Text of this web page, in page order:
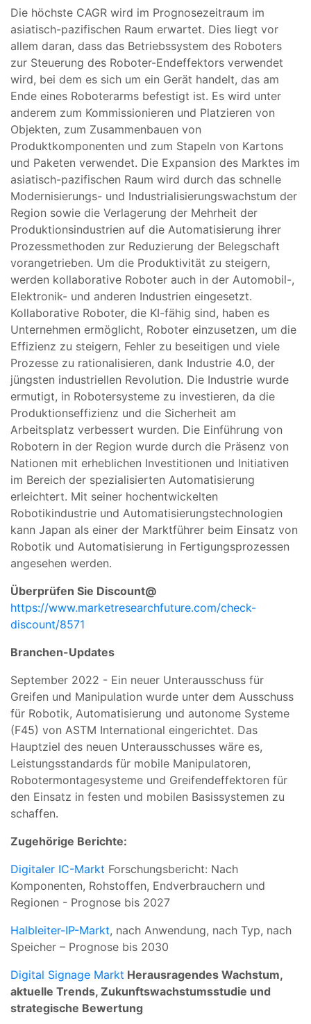
Die höchste CAGR wird im Prognosezeitraum im
asiatisch-pazifischen Raum erwartet. Dies liegt vor
allem daran, dass das Betriebssystem des Roboters
zur Steuerung des Roboter-Endeffektors verwendet
wird, bei dem es sich um ein Gerät handelt, das am
Ende eines Roboterarms befestigt ist. Es wird unter
anderem zum Kommissionieren und Platzieren von
Objekten, zum Zusammenbauen von
Produktkomponenten und zum Stapeln von Kartons
und Paketen verwendet. Die Expansion des Marktes im
asiatisch-pazifischen Raum wird durch das schnelle
Modernisierungs- und Industrialisierungswachstum der
Region sowie die Verlagerung der Mehrheit der
Produktionsindustrien auf die Automatisierung ihrer
Prozessmethoden zur Reduzierung der Belegschaft
vorangetrieben. Um die Produktivität zu steigern,
werden kollaborative Roboter auch in der Automobil-,
Elektronik- und anderen Industrien eingesetzt.
Kollaborative Roboter, die KI-fähig sind, haben es
Unternehmen ermöglicht, Roboter einzusetzen, um die
Effizienz zu steigern, Fehler zu beseitigen und viele
Prozesse zu rationalisieren, dank Industrie 4.0, der
jüngsten industriellen Revolution. Die Industrie wurde
ermutigt, in Robotersysteme zu investieren, da die
Produktionseffizienz und die Sicherheit am
Arbeitsplatz verbessert wurden. Die Einführung von
Robotern in der Region wurde durch die Präsenz von
Nationen mit erheblichen Investitionen und Initiativen
im Bereich der spezialisierten Automatisierung
erleichtert. Mit seiner hochentwickelten
Robotikindustrie und Automatisierungstechnologien
kann Japan als einer der Marktführer beim Einsatz von
Robotik und Automatisierung in Fertigungsprozessen
angesehen werden.
Überprüfen Sie Discount@
https://www.marketresearchfuture.com/check-
discount/8571
Branchen-Updates
September 2022 - Ein neuer Unterausschuss für
Greifen und Manipulation wurde unter dem Ausschuss
für Robotik, Automatisierung und autonome Systeme
(F45) von ASTM International eingerichtet. Das
Hauptziel des neuen Unterausschusses wäre es,
Leistungsstandards für mobile Manipulatoren,
Robotermontagesysteme und Greifendeffektoren für
den Einsatz in festen und mobilen Basissystemen zu
schaffen.
Zugehörige Berichte:
Digitaler IC-Markt Forschungsbericht: Nach
Komponenten, Rohstoffen, Endverbrauchern und
Regionen - Prognose bis 2027
Halbleiter-IP-Markt, nach Anwendung, nach Typ, nach
Speicher – Prognose bis 2030
Digital Signage Markt Herausragendes Wachstum,
aktuelle Trends, Zukunftswachstumsstudie und
strategische Bewertung